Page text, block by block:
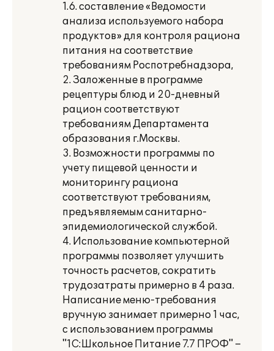
1.6. составление «Ведомости
анализа используемого набора
продуктов» для контроля рациона
питания на соответствие
требованиям Роспотребнадзора,
2. Заложенные в программе
рецептуры блюд и 20-дневный
рацион соответствуют
требованиям Департамента
образования г.Москвы.
3. Возможности программы по
учету пищевой ценности и
мониторингу рациона
соответствуют требованиям,
предъявляемым санитарно-
эпидемиологической службой.
4. Использование компьютерной
программы позволяет улучшить
точность расчетов, сократить
трудозатраты примерно в 4 раза.
Написание меню-требования
вручную занимает примерно 1 час,
с использованием программы
"1С:Школьное Питание 7.7 ПРОФ" –